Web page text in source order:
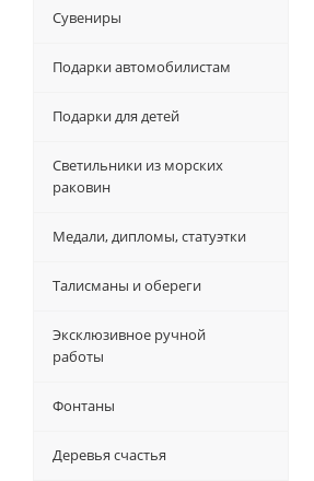
Сувениры
Подарки автомобилистам
Подарки для детей
Светильники из морских
раковин
Медали, дипломы, статуэтки
Талисманы и обереги
Эксклюзивное ручной
работы
Фонтаны
Деревья счастья